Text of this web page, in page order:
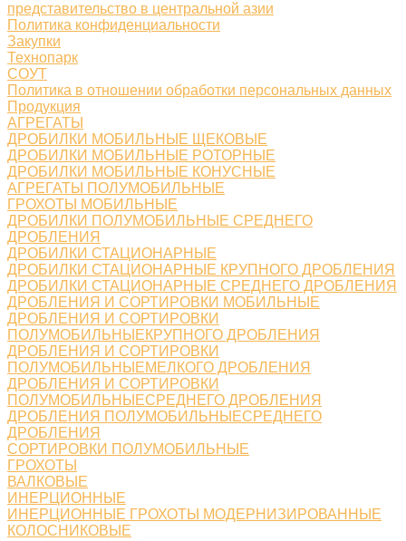
представительство в центральной азии
Политика конфиденциальности
Закупки
Технопарк
СОУТ
Политика в отношении обработки персональных данных
Продукция
АГРЕГАТЫ
ДРОБИЛКИ МОБИЛЬНЫЕ ЩЕКОВЫЕ
ДРОБИЛКИ МОБИЛЬНЫЕ РОТОРНЫЕ
ДРОБИЛКИ МОБИЛЬНЫЕ КОНУСНЫЕ
АГРЕГАТЫ ПОЛУМОБИЛЬНЫЕ
ГРОХОТЫ МОБИЛЬНЫЕ
ДРОБИЛКИ ПОЛУМОБИЛЬНЫЕ СРЕДНЕГО
ДРОБЛЕНИЯ
ДРОБИЛКИ СТАЦИОНАРНЫЕ
ДРОБИЛКИ СТАЦИОНАРНЫЕ КРУПНОГО ДРОБЛЕНИЯ
ДРОБИЛКИ СТАЦИОНАРНЫЕ СРЕДНЕГО ДРОБЛЕНИЯ
ДРОБЛЕНИЯ И СОРТИРОВКИ МОБИЛЬНЫЕ
ДРОБЛЕНИЯ И СОРТИРОВКИ
ПОЛУМОБИЛЬНЫЕКРУПНОГО ДРОБЛЕНИЯ
ДРОБЛЕНИЯ И СОРТИРОВКИ
ПОЛУМОБИЛЬНЫЕМЕЛКОГО ДРОБЛЕНИЯ
ДРОБЛЕНИЯ И СОРТИРОВКИ
ПОЛУМОБИЛЬНЫЕСРЕДНЕГО ДРОБЛЕНИЯ
ДРОБЛЕНИЯ ПОЛУМОБИЛЬНЫЕСРЕДНЕГО
ДРОБЛЕНИЯ
СОРТИРОВКИ ПОЛУМОБИЛЬНЫЕ
ГРОХОТЫ
ВАЛКОВЫЕ
ИНЕРЦИОННЫЕ
ИНЕРЦИОННЫЕ ГРОХОТЫ МОДЕРНИЗИРОВАННЫЕ
КОЛОСНИКОВЫЕ